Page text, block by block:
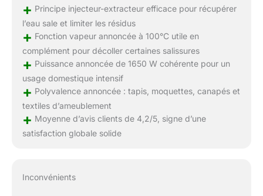
+ Principe injecteur-extracteur efficace pour récupérer
l’eau sale et limiter les résidus
+ Fonction vapeur annoncée à 100°C utile en
complément pour décoller certaines salissures
+ Puissance annoncée de 1650 W cohérente pour un
usage domestique intensif
+ Polyvalence annoncée : tapis, moquettes, canapés et
textiles d’ameublement
+ Moyenne d’avis clients de 4,2/5, signe d’une
satisfaction globale solide
Inconvénients